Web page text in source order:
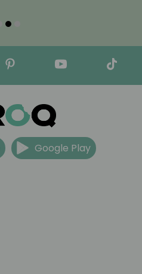
Google Play